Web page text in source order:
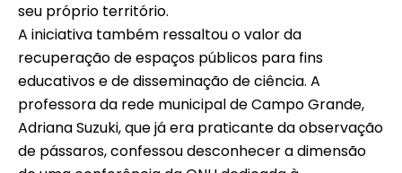
seu próprio território.
A iniciativa também ressaltou o valor da
recuperação de espaços públicos para fins
educativos e de disseminação de ciência. A
professora da rede municipal de Campo Grande,
Adriana Suzuki, que já era praticante da observação
de pássaros, confessou desconhecer a dimensão